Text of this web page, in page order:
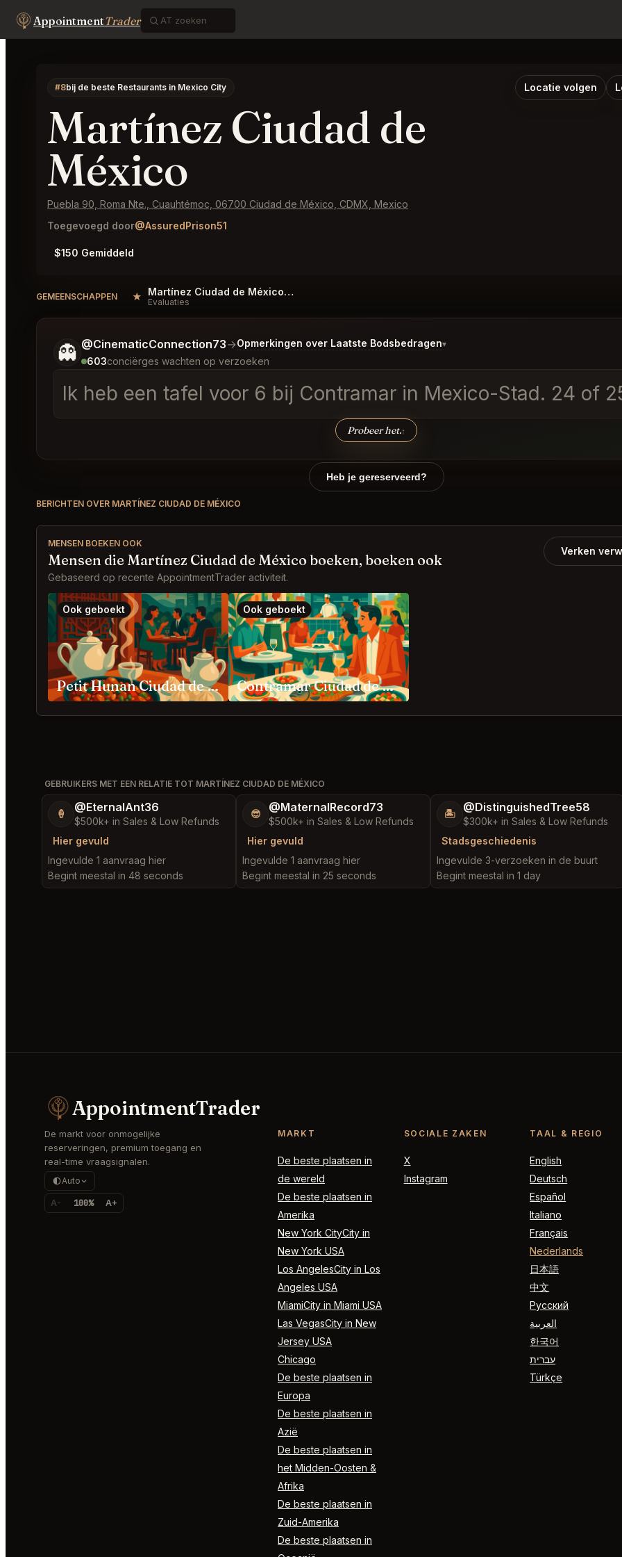
AppointmentTrader
#8bij de beste Restaurants in Mexico City Locatie volgen
Martínez Ciudad de
México
Puebla 90, Roma Nte., Cuauhtémoc, 06700 Ciudad de México, CDMX, Mexico
Toegevoegd door@AssuredPrison51
$150 Gemiddeld
GEMEENSCHAPPEN ★ Martínez Ciudad de México Reviews
Evaluaties
👻 @CinematicConnection73→Opmerkingen over Laatste Bodsbedragen▾
603conciërges wachten op verzoeken
Ik heb een tafel voor 6 bij Contramar in Mexico-Stad. 24 of
Probeer het.↑
Vertel me wat je wilt.
Heb je gereserveerd?
BERICHTEN OVER MARTÍNEZ CIUDAD DE MÉXICO
MENSEN BOEKEN OOK
Mensen die Martínez Ciudad de México boeken, boeken ook
Gebaseerd op recente AppointmentTrader activiteit.
Verken
Ook geboekt
Petit Hunan Ciudad de México
Ook geboekt
Contramar Ciudad de México
GEBRUIKERS MET EEN RELATIE TOT MARTÍNEZ CIUDAD DE MÉXICO
🍦 @EternalAnt36
$500k+ in Sales & Low Refunds
Hier gevuld
Ingevulde 1 aanvraag hier
Begint meestal in 48 seconds
😎 @MaternalRecord73
$500k+ in Sales & Low Refunds
Hier gevuld
Ingevulde 1 aanvraag hier
Begint meestal in 25 seconds
🏝️ @DistinguishedTree58
$300k+ in Sales & Low Refunds
Stadsgeschiedenis
Ingevulde 3-verzoeken in de buurt
Begint meestal in 1 day
AppointmentTrader
De markt voor onmogelijke
reserveringen, premium toegang en
real-time vraagsignalen.
Auto
A- 100% A+
MARKT
De beste plaatsen in
de wereld
De beste plaatsen in
Amerika
New York CityCity in
New York USA
Los AngelesCity in Los
Angeles USA
MiamiCity in Miami USA
Las VegasCity in New
Jersey USA
Chicago
De beste plaatsen in
Europa
De beste plaatsen in
Azië
De beste plaatsen in
het Midden-Oosten &
Afrika
De beste plaatsen in
Zuid-Amerika
De beste plaatsen in
SOCIALE ZAKEN
X
Instagram
TAAL & REGIO
English
Deutsch
Español
Italiano
Français
Nederlands
日本語
中文
Русский
العربية
한국어
עברית
Türkçe